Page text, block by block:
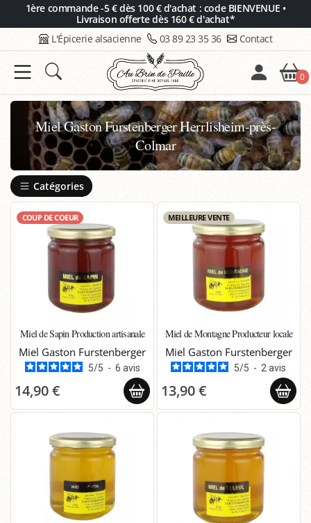
1ère commande -5 € dès 100 € d'achat : code BIENVENUE •
Livraison offerte dès 160 € d'achat*
L'Épicerie alsacienne 03 89 23 35 36 Contact
0
Miel Gaston Furstenberger Herrlisheim-près-
Colmar
Catégories
COUP DE COEUR
Miel de Sapin Production artisanale
Miel Gaston Furstenberger
5/5 - 6 avis
14,90 €
MEILLEURE VENTE
Miel de Montagne Producteur locale
Miel Gaston Furstenberger
5/5 - 2avis
13,90 €
Panneau de gestion des cookies